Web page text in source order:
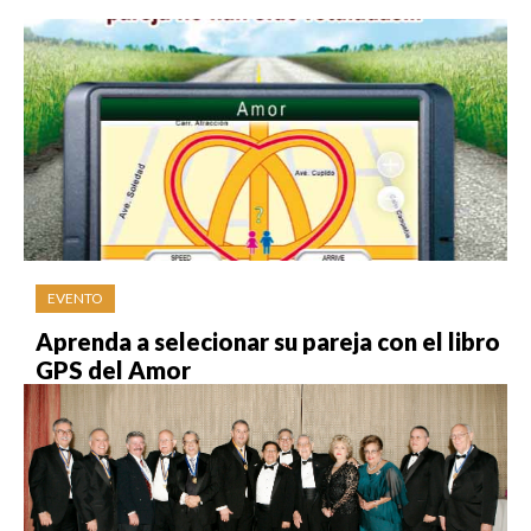
EVENTO
Aprenda a selecionar su pareja con el libro
GPS del Amor